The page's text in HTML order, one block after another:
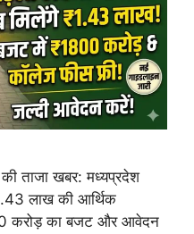
ताजा खबर: मध्यप्रदेश
लाख की आर्थिक
करोड़ का बजट और आवेदन